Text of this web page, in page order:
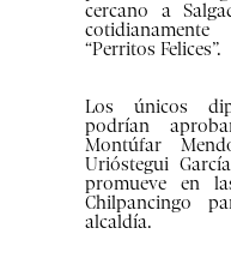
cercano a
“Perritos Felices”.
Los únicos
podrían
Montúfar
Urióstegui
promueve en
Chilpancingo
alcaldía.